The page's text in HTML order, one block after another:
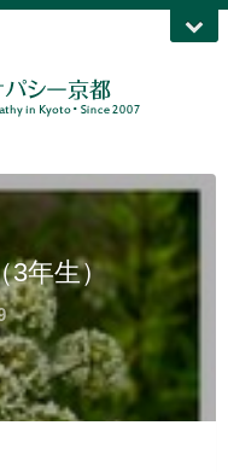
3年生）